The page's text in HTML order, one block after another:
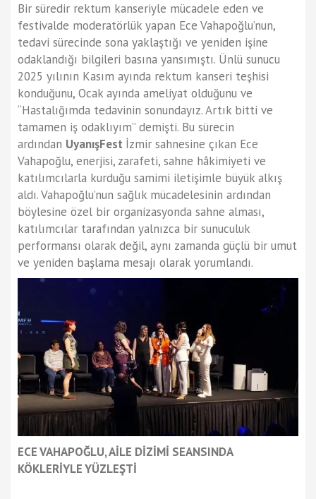
Bir süredir rektum kanseriyle mücadele eden ve
festivalde moderatörlük yapan Ece Vahapoğlu’nun,
tedavi sürecinde sona yaklaştığı ve yeniden işine
odaklandığı bilgileri basına yansımıştı. Ünlü sunucu
2025 yılının Kasım ayında rektum kanseri teşhisi
konduğunu, Ocak ayında ameliyat olduğunu ve
“Hastalığımda tedavinin sonundayız. Artık bitti ve
tamamen iş odaklıyım” demişti. Bu sürecin
ardından UyanışFest İzmir sahnesine çıkan Ece
Vahapoğlu, enerjisi, zarafeti, sahne hâkimiyeti ve
katılımcılarla kurduğu samimi iletişimle büyük alkış
aldı. Vahapoğlu’nun sağlık mücadelesinin ardından
böylesine özel bir organizasyonda sahne alması,
katılımcılar tarafından yalnızca bir sunuculuk
performansı olarak değil, aynı zamanda güçlü bir umut
ve yeniden başlama mesajı olarak yorumlandı.
ECE VAHAPOĞLU, AİLE DİZİMİ SEANSINDA
KÖKLERİYLE YÜZLEŞTİ